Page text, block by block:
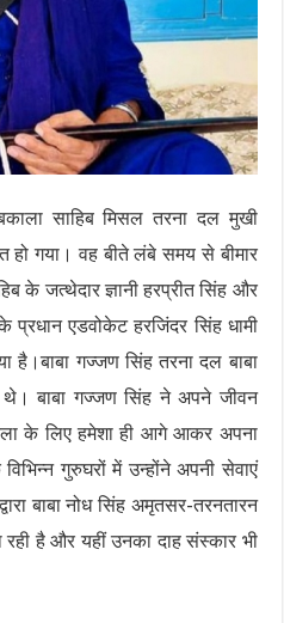
साहिब मिसल तरना दल मुखी
हो गया। वह बीते लंबे समय से बीमार
के जत्थेदार ज्ञानी हरप्रीत सिंह और
प्रधान एडवोकेट हरजिंदर सिंह धामी
है।बाबा गज्जण सिंह तरना दल बाबा
बाबा गज्जण सिंह ने अपने जीवन
के लिए हमेशा ही आगे आकर अपना
गुरुघरों में उन्होंने अपनी सेवाएं
बाबा नोध सिंह अमृतसर-तरनतारन
रही है और यहीं उनका दाह संस्कार भी